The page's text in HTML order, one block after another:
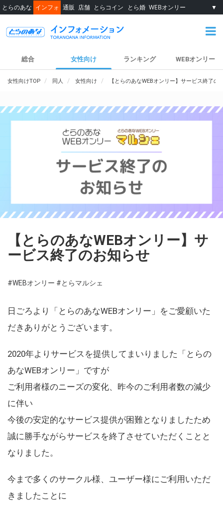
とらのあな インフォ 通販 店舗 とらコイン とら婚 WEBオンリー ▼
総合 女性向け ランキング WEBオンリー
女性向けTOP 同人 女性向け 【とらのあなWEBオンリー】サービス終了の
【とらのあなWEBオンリー】サ
ービス終了のお知らせ
#WEBオンリー #とらマルシェ
日ごろより「とらのあなWEBオンリー」をご愛顧いた
だきありがとうございます。
2020年よりサービスを提供してまいりました「とらの
あなWEBオンリー」ですが
ご利用者様のニーズの変化、昨今のご利用者数の減少
に伴い
今後の安定的なサービス提供が困難となりましたため
誠に勝手ながらサービスを終了させていただくことと
なりました。
今まで多くのサークル様、ユーザー様にご利用いただ
きましたことに